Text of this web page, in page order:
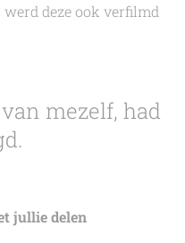
deze ook verfilmd
mezelf, had
jullie delen